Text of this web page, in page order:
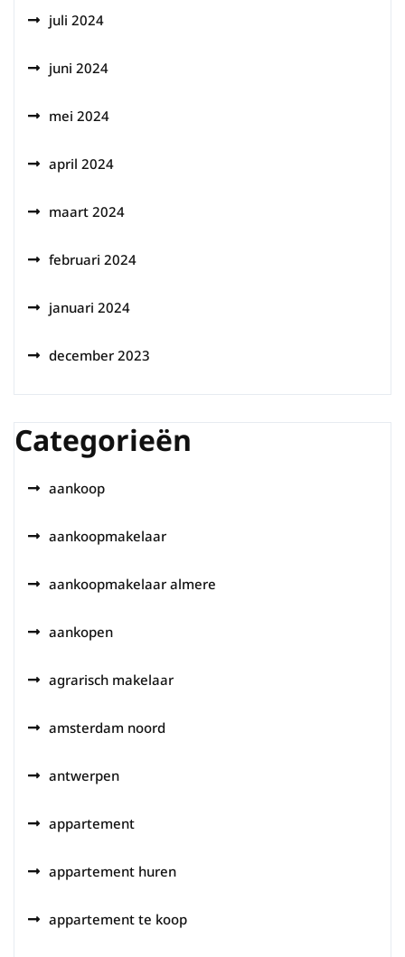
juli 2024
juni 2024
mei 2024
april 2024
maart 2024
februari 2024
januari 2024
december 2023
Categorieën
aankoop
aankoopmakelaar
aankoopmakelaar almere
aankopen
agrarisch makelaar
amsterdam noord
antwerpen
appartement
appartement huren
appartement te koop